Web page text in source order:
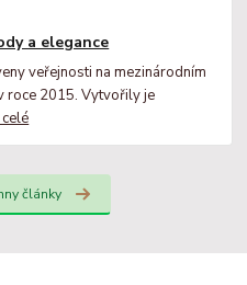
a elegance
veřejnosti na mezinárodním
roce 2015. Vytvořily je
články